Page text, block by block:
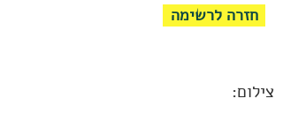
חזרה לרשימה
צילום: